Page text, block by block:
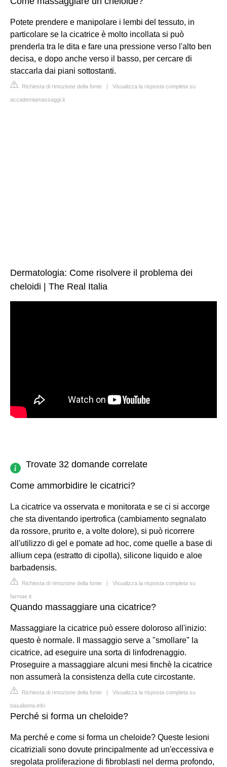
Potete prendere e manipolare i lembi del tessuto, in
particolare se la cicatrice è molto incollata si può
prenderla tra le dita e fare una pressione verso l'alto ben
decisa, e dopo anche verso il basso, per cercare di
staccarla dai piani sottostanti.
Richiesta di rimozione della fonte | Visualizza la risposta completa su
accademiamassaggi.it
Dermatologia: Come risolvere il problema dei
cheloidi | The Real Italia
Trovate 32 domande correlate
Come ammorbidire le cicatrici?
La cicatrice va osservata e monitorata e se ci si accorge
che sta diventando ipertrofica (cambiamento segnalato
da rossore, prurito e, a volte dolore), si può ricorrere
all'utilizzo di gel e pomate ad hoc, come quelle a base di
allium cepa (estratto di cipolla), silicone liquido e aloe
barbadensis.
Richiesta di rimozione della fonte | Visualizza la risposta completa su
farmae.it
Quando massaggiare una cicatrice?
Massaggiare la cicatrice può essere doloroso all'inizio:
questo è normale. Il massaggio serve a "smollare" la
cicatrice, ad eseguire una sorta di linfodrenaggio.
Proseguire a massaggiare alcuni mesi finchè la cicatrice
non assumerà la consistenza della cute circostante.
Richiesta di rimozione della fonte | Visualizza la risposta completa su
basalioma.info
Perché si forma un cheloide?
Ma perché e come si forma un cheloide? Queste lesioni
cicatriziali sono dovute principalmente ad un'eccessiva e
sregolata proliferazione di fibroblasti nel derma profondo,